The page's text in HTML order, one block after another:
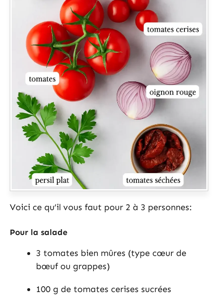
Voici ce qu’il vous faut pour 2 à 3 personnes:
Pour la salade
3 tomates bien mûres (type cœur de
bœuf ou grappes)
100 g de tomates cerises sucrées